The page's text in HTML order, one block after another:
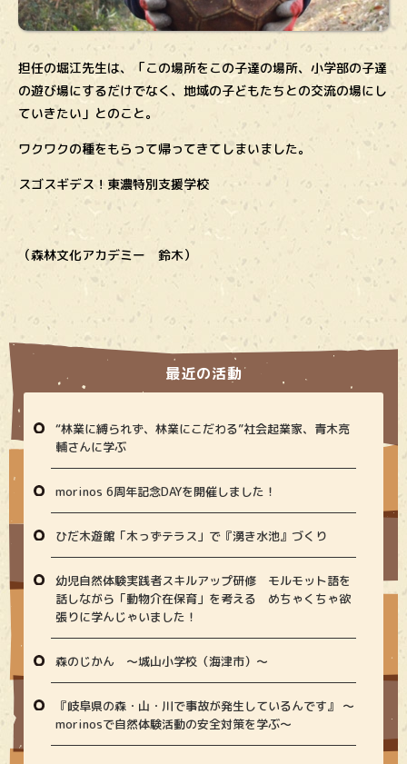
担任の堀江先生は、「この場所をこの子達の場所、小学部の子達
の遊び場にするだけでなく、地域の子どもたちとの交流の場にし
ていきたい」とのこと。
ワクワクの種をもらって帰ってきてしまいました。
スゴスギデス！東濃特別支援学校
（森林文化アカデミー 鈴木）
最近の活動
“林業に縛られず、林業にこだわる”社会起業家、青木亮
輔さんに学ぶ
morinos 6周年記念DAYを開催しました！
ひだ木遊館「木っずテラス」で『湧き水池』づくり
幼児自然体験実践者スキルアップ研修 モルモット語を
話しながら「動物介在保育」を考える めちゃくちゃ欲
張りに学んじゃいました！
森のじかん 〜城山小学校（海津市）〜
『岐阜県の森・山・川で事故が発生しているんです』 〜
morinosで自然体験活動の安全対策を学ぶ〜